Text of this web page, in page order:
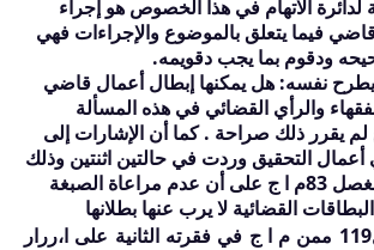
لدائرة الاتهام في هذا الخصوص هو إجراء
فيما يتعلق بالموضوع والإجراءات فهي
ودقوم بما يجب دقويمه.
نفسه: هل يمكنها إبطال أعمال قاضي
والرأي القضائي في هذه المسألة
لم يقرر ذلك صراحة . كما أن الإشارات إلى
التحقيق وردت في حالتين اثنتين وذلك
83م ا ج على أن عدم مراعاة الصبغة
القضائية لا يرب عنها بطلانها
119 ممن م ا ج في فقرته الثانية على ا،ررار